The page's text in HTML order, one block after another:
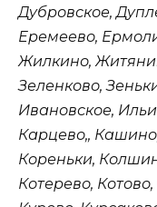
Дубровское,
Еремеево,
Жилкино,
Зеленково,
Ивановское,
Карцево,,
Кореньки,
Котерево,